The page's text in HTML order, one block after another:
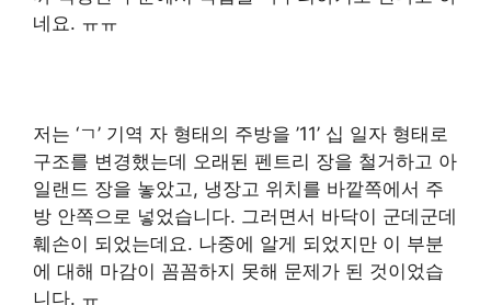
네요. ㅠㅠ
저는 ‘ㄱ’ 기역 자 형태의 주방을 ’11’ 십 일자 형태로
구조를 변경했는데 오래된 펜트리 장을 철거하고 아
일랜드 장을 놓았고, 냉장고 위치를 바깥쪽에서 주
방 안쪽으로 넣었습니다. 그러면서 바닥이 군데군데
훼손이 되었는데요. 나중에 알게 되었지만 이 부분
에 대해 마감이 꼼꼼하지 못해 문제가 된 것이었습
니다. ㅠ